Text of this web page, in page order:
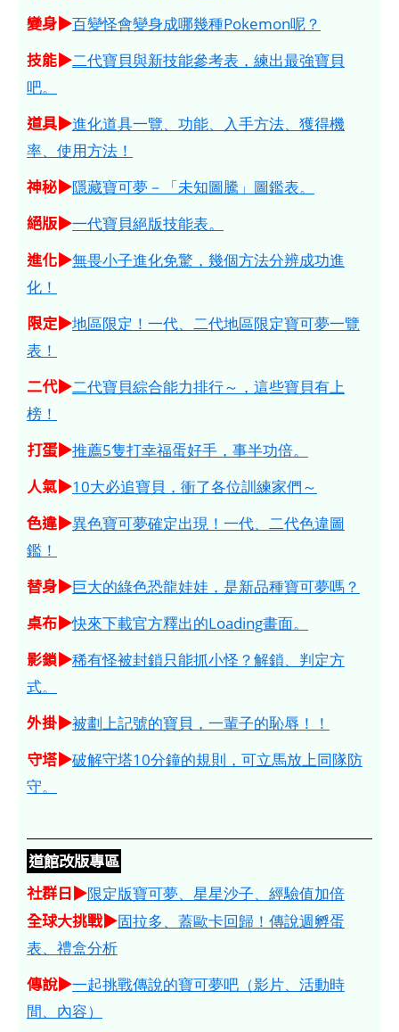
變身▶百變怪會變身成哪幾種Pokemon呢？
技能▶二代寶貝與新技能參考表，練出最強寶貝
吧。
道具▶進化道具一覽、功能、入手方法、獲得機
率、使用方法！
神秘▶隱藏寶可夢－「未知圖騰」圖鑑表。
絕版▶一代寶貝絕版技能表。
進化▶無畏小子進化免驚，幾個方法分辨成功進
化！
限定▶地區限定！一代、二代地區限定寶可夢一覽
表！
二代▶二代寶貝綜合能力排行～，這些寶貝有上
榜！
打蛋▶推薦5隻打幸福蛋好手，事半功倍。
人氣▶10大必追寶貝，衝了各位訓練家們～
色違▶異色寶可夢確定出現！一代、二代色違圖
鑑！
替身▶巨大的綠色恐龍娃娃，是新品種寶可夢嗎？
桌布▶快來下載官方釋出的Loading畫面。
影鎖▶稀有怪被封鎖只能抓小怪？解鎖、判定方
式。
外掛▶被劃上記號的寶貝，一輩子的恥辱！！
守塔▶破解守塔10分鐘的規則，可立馬放上同隊防
守。
道館改版專區
社群日▶限定版寶可夢、星星沙子、經驗值加倍
全球大挑戰▶固拉多、蓋歐卡回歸！傳說週孵蛋
表、禮盒分析
傳說▶一起挑戰傳說的寶可夢吧（影片、活動時
間、內容）